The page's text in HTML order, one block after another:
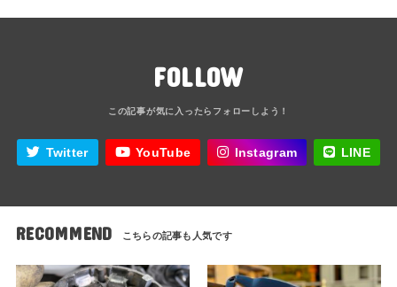
FOLLOW
Twitter YouTube Instagram LINE
RECOMMEND